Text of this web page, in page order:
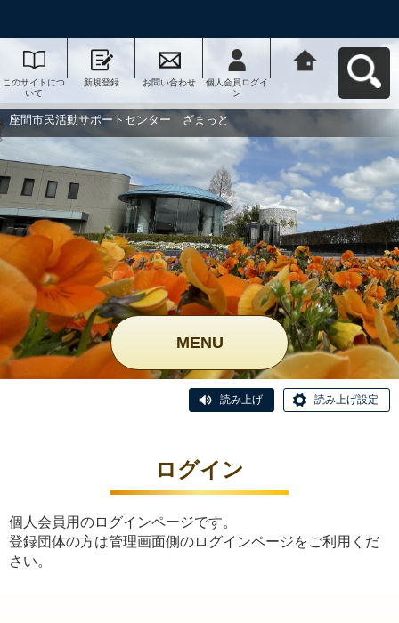
このサイトにつ
いて
新規登録 お問い合わせ
個人会員ログイ
ン
ー ざまっとへ
座間市民活動サポートセンター ざまっと
MENU
読み上げ 読み上げ設定
ログイン
個人会員用のログインページです。
登録団体の方は管理画面側のログインページをご利用くだ
さい。